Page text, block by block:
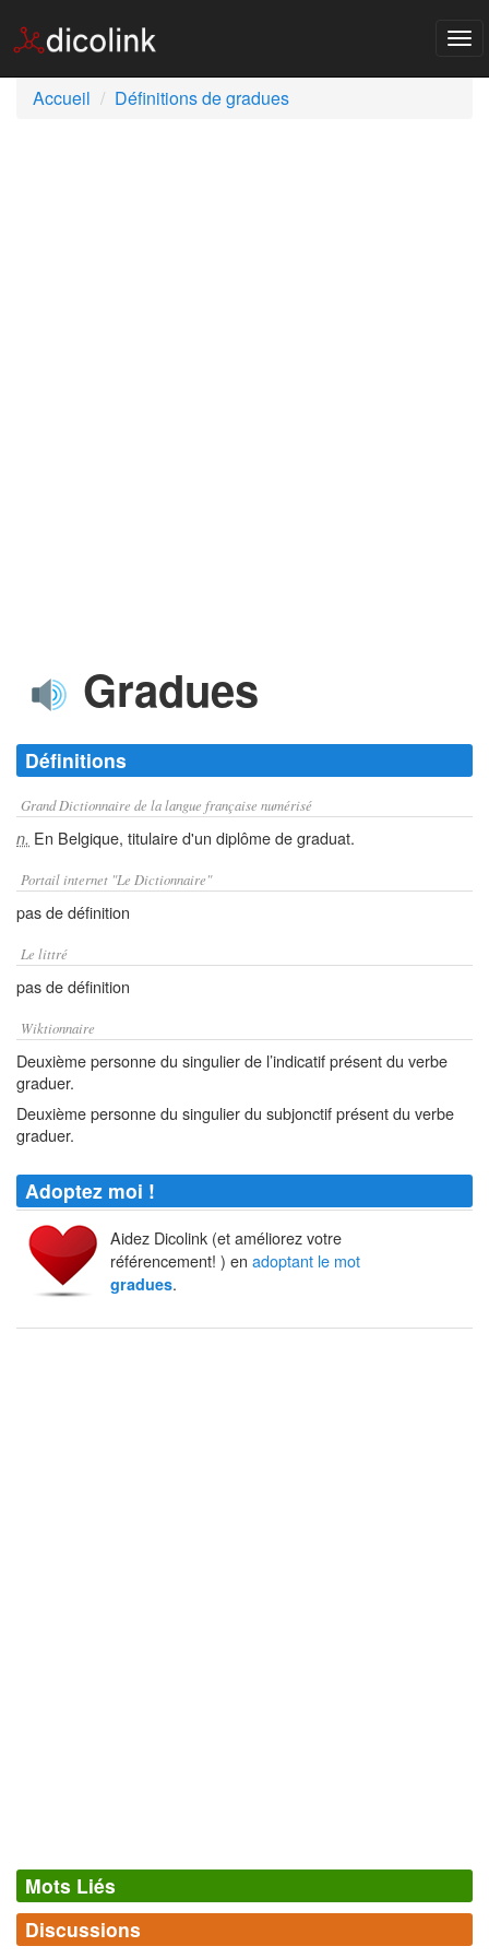
Accueil
Définitions de gradues
Gradues
Définitions
Grand Dictionnaire de la langue française numérisé
n. En Belgique, titulaire d'un diplôme de graduat.
Portail internet "Le Dictionnaire"
pas de définition
Le littré
pas de définition
Wiktionnaire
Deuxième personne du singulier de l’indicatif présent du verbe
graduer.
Deuxième personne du singulier du subjonctif présent du verbe
graduer.
Adoptez moi !
Aidez Dicolink (et améliorez votre
référencement! ) en adoptant le mot
gradues.
Mots Liés
Synonymes(1)
Discussions